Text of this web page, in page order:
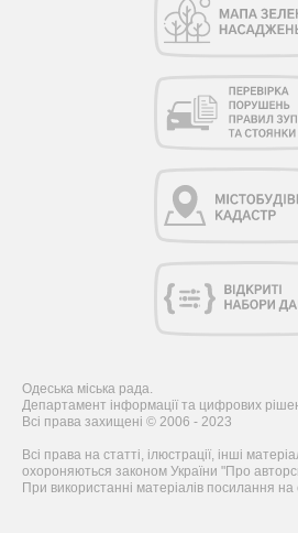
Одеська міська рада.
Департамент інформації та цифрових
Всі права захищені © 2006 - 2023
Всі права на статті, ілюстрації, інші
охороняються законом України "Про
При використанні матеріалів посилання на